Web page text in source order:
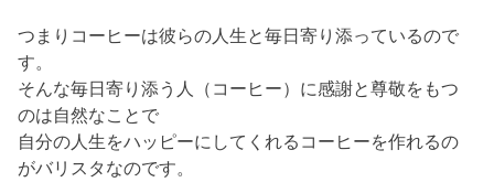
つまりコーヒーは彼らの人生と毎日寄り添っているので
す。
そんな毎日寄り添う人（コーヒー）に感謝と尊敬をもつ
のは自然なことで
自分の人生をハッピーにしてくれるコーヒーを作れるの
がバリスタなのです。